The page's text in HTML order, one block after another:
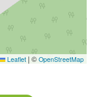
Leaflet | © OpenStreetMap